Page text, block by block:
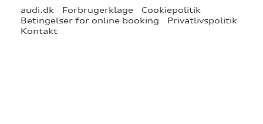
audi.dk Forbrugerklage
Cookiepolitik
Betingelser for online booking
Privatlivspolitik
Kontakt